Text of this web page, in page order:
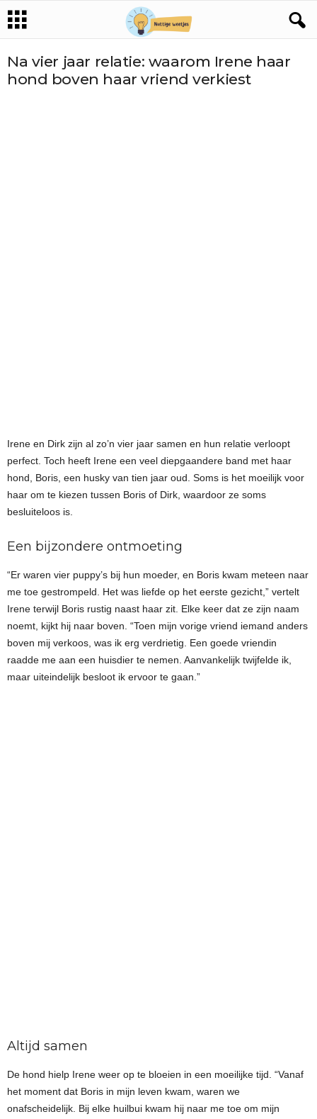
Na vier jaar relatie: waarom Irene haar
hond boven haar vriend verkiest
Irene en Dirk zijn al zo’n vier jaar samen en hun relatie verloopt
perfect. Toch heeft Irene een veel diepgaandere band met haar
hond, Boris, een husky van tien jaar oud. Soms is het moeilijk voor
haar om te kiezen tussen Boris of Dirk, waardoor ze soms
besluiteloos is.
Een bijzondere ontmoeting
“Er waren vier puppy’s bij hun moeder, en Boris kwam meteen naar
me toe gestrompeld. Het was liefde op het eerste gezicht,” vertelt
Irene terwijl Boris rustig naast haar zit. Elke keer dat ze zijn naam
noemt, kijkt hij naar boven. “Toen mijn vorige vriend iemand anders
boven mij verkoos, was ik erg verdrietig. Een goede vriendin
raadde me aan een huisdier te nemen. Aanvankelijk twijfelde ik,
maar uiteindelijk besloot ik ervoor te gaan.”
Altijd samen
De hond hielp Irene weer op te bloeien in een moeilijke tijd. “Vanaf
het moment dat Boris in mijn leven kwam, waren we
onafscheidelijk. Bij elke huilbui kwam hij naar me toe om mijn